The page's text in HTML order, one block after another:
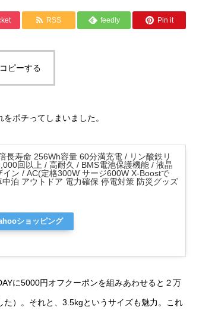
RSS feedly Pin it
ピーする
ポチってしまいました。
長寿命 256Wh容量 60分満充電 / リン酸鉄リ
回以上 / 高耐久 / BMS電池保護機能 / 液晶
ン / AC(定格300W サージ600W X-Boostで
泊 アウトドア 電力確保 停電対策 防災グッズ
ショッピング
に5000円オフクーポンを組みあわせると２万
た）。それと、3.5kgというサイズも魅力。これ